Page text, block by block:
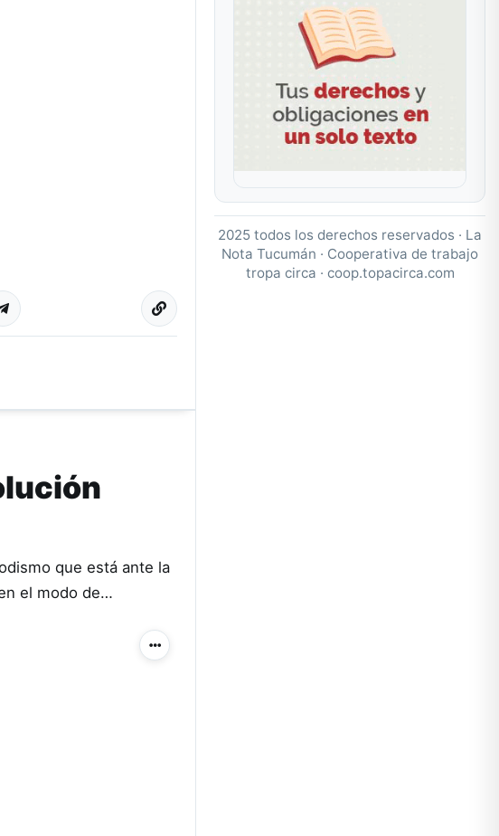
que está ante la
el modo de…
Más acciones
2025 todos los derechos reservados · La
Nota Tucumán · Cooperativa de trabajo
tropa circa · coop.topacirca.com